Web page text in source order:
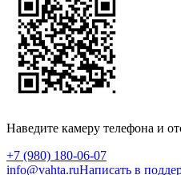
Наведите камеру телефона и
+7 (980) 180-06-07
info@vahta.ruНаписать в